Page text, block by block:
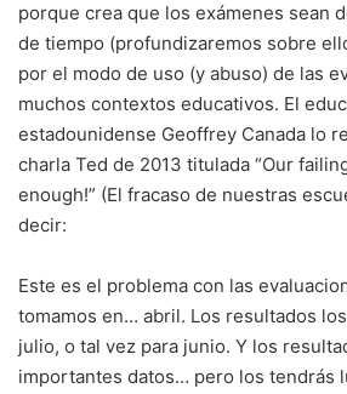
porque crea que los exámenes sean
de tiempo (profundizaremos sobre
por el modo de uso (y abuso) de las
muchos contextos educativos. El
estadounidense Geoffrey Canada lo
charla Ted de 2013 titulada “Our
enough!” (El fracaso de nuestras
decir:
Este es el problema con las
tomamos en… abril. Los resultados
julio, o tal vez para junio. Y los
importantes datos… pero los tendrás